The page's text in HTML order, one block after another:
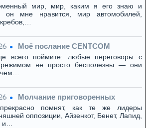
мир, мир, каким я его знаю и
он мне нравится, мир автомобилей,
Моё послание CENTCOM
всего поймите: любые переговоры с
не просто бесполезны — они
Молчание приговоренных
помнят, как те же лидеры
оппозиции, Айзенкот, Бенет, Лапид,
и…